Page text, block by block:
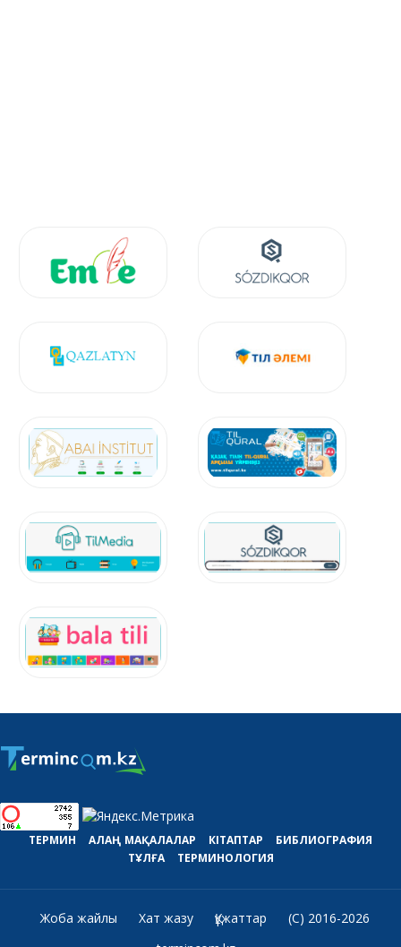
ТЕРМИН АЛАҢ МАҚАЛАЛАР КІТАПТАР
БИБЛИОГРАФИЯ
ТҰЛҒА
ТЕРМИНОЛОГИЯ
Жоба жайлы Хат жазу Құжаттар
(C) 2016-2026